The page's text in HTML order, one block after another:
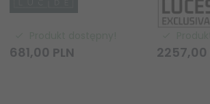
681,00 PLN 2257,00